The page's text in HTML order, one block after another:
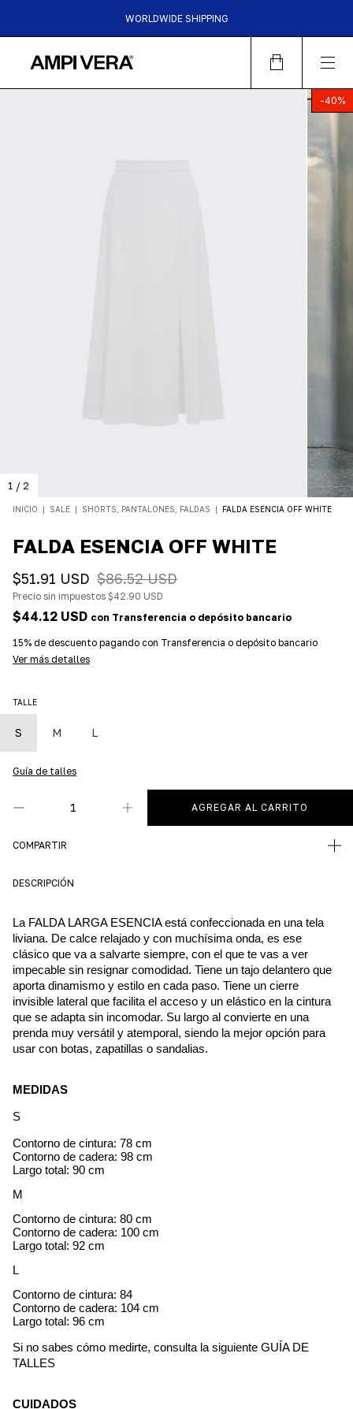
WORLDWIDE SHIPPING
HASTA 6 CUOTAS SIN INTERES | 15%OFF TRANSFERENCIA |
-40%
1 / 2
INICIO | SALE | SHORTS, PANTALONES, FALDAS | FALDA ESENCIA OFF WHITE
FALDA ESENCIA OFF WHITE
$51.91 USD $86.52 USD
Precio sin impuestos $42.90 USD
$44.12 USD con Transferencia o depósito bancario
15% de descuento pagando con Transferencia o depósito bancario
Ver más detalles
TALLE
S M L
Guía de talles
COMPARTIR
DESCRIPCIÓN
La FALDA LARGA ESENCIA está confeccionada en una tela
liviana. De calce relajado y con muchísima onda, es ese
clásico que va a salvarte siempre, con el que te vas a ver
impecable sin resignar comodidad. Tiene un tajo delantero que
aporta dinamismo y estilo en cada paso. Tiene un cierre
invisible lateral que facilita el acceso y un elástico en la cintura
que se adapta sin incomodar. Su largo al convierte en una
prenda muy versátil y atemporal, siendo la mejor opción para
usar con botas, zapatillas o sandalias.
MEDIDAS
S
Contorno de cintura: 78 cm
Contorno de cadera: 98 cm
Largo total: 90 cm
M
Contorno de cintura: 80 cm
Contorno de cadera: 100 cm
Largo total: 92 cm
L
Contorno de cintura: 84
Contorno de cadera: 104 cm
Largo total: 96 cm
Si no sabes cómo medirte, consulta la siguiente GUÍA DE
TALLES
CUIDADOS